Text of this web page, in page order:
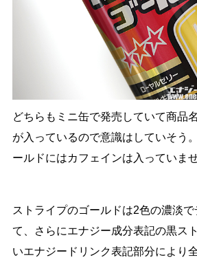
どちらもミニ缶で発売していて商品
が入っているので意識はしていそう
ールドにはカフェインは入っていませ
ストライプのゴールドは2色の濃淡
て、さらにエナジー成分表記の黒ス
いエナジードリンク表記部分により